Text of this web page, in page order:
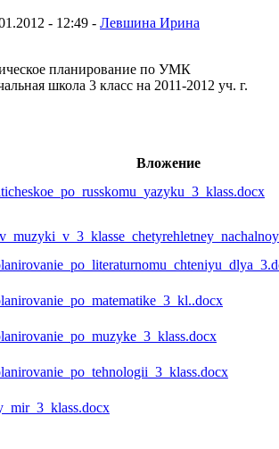
- 12:49 - Левшина Ирина
планирование по УМК
школа 3 класс на 2011-2012 уч. г.
Вложение